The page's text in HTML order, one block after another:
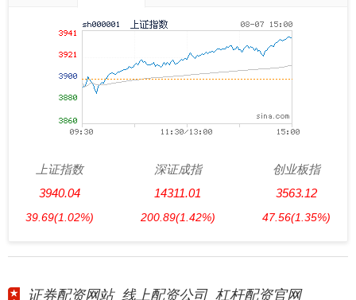
上证指数
3940.04
39.69(1.02%)
深证成指
14311.01
200.89(1.42%)
创业板指
3563.12
47.56(1.35%)
证券配资网站_线上配资公司_杠杆配资官网